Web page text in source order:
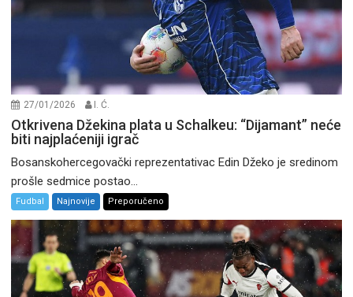
27/01/2026 I. Ć.
Otkrivena Džekina plata u Schalkeu: “Dijamant” neće
biti najplaćeniji igrač
Bosanskohercegovački reprezentativac Edin Džeko je sredinom
prošle sedmice postao...
Fudbal Najnovije Preporučeno